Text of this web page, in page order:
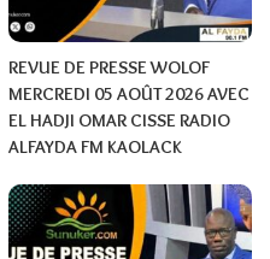
REVUE DE PRESSE WOLOF
MERCREDI 05 AOÛT 2026 AVEC
EL HADJI OMAR CISSE RADIO
ALFAYDA FM KAOLACK